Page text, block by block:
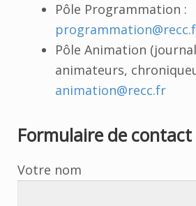
Pôle Programmation :
Pôle Animation
animateurs,
animation@recc.fr
Formulaire de
Votre nom